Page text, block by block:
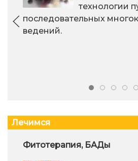
технологии
последовательных
ведений.
Лечимся
Фитотерапия, БАДы